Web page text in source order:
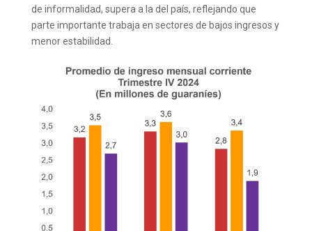
de informalidad, supera a la del país, reflejando que
parte importante trabaja en sectores de bajos ingresos y
menor estabilidad.